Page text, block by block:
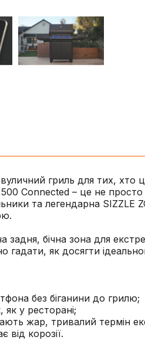
гриль для тих, хто
Connected – це не
та легендарна
задня, бічна зона для
гадати, як досягти
без біганини до грилю;
у ресторані;
жар, тривалий термін
від корозії.